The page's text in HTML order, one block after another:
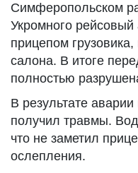
Симферопольском
Укромного рейсовый
прицепом
салона. В итоге
полностью
В результате
получил травмы.
что не заметил
ослепления.